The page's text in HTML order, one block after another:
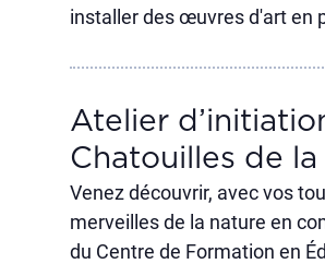
installer des œuvres d'art en
Atelier
Chatouilles de
Venez découvrir, avec vos
merveilles de la nature en
du Centre de Formation en